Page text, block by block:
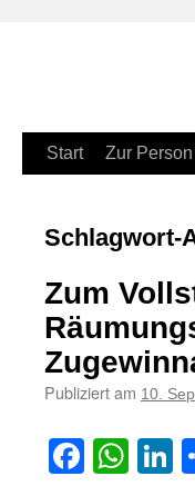
Zum
springen
Start Zur Person
Schlagwort-
Zum
Publiziert am 10.